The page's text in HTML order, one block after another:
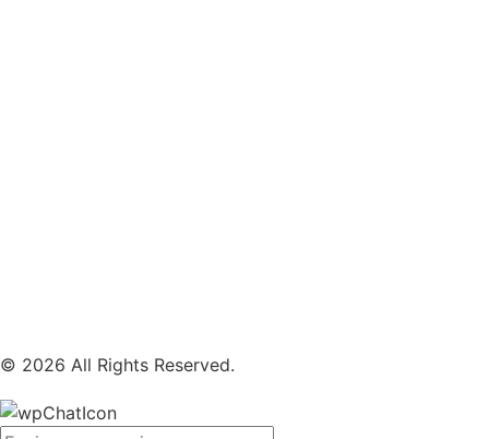
© 2026 All Rights Reserved.